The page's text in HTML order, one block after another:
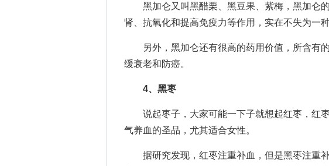
黑加仑又叫黑醋栗、黑豆果、紫梅，黑加仑
肾、抗氧化和提高免疫力等作用，实在不失为一
另外，黑加仑还有很高的药用价值，所含有
缓衰老和防癌。
4、黑枣
说起枣子，大家可能一下子就想起红枣，红
气养血的圣品，尤其适合女性。
据研究发现，红枣注重补血，但是黑枣注重补